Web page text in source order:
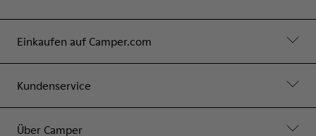
Einkaufen auf Camper.com
Kundenservice
Über Camper